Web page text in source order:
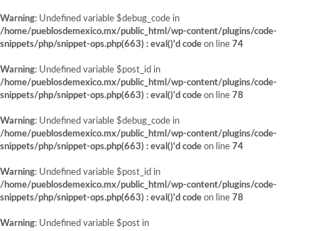
Warning: Undefined variable $debug_code in
/home/pueblosdemexico.mx/public_html/wp-content/plugins/code-
snippets/php/snippet-ops.php(663) : eval()'d code on line 74
Warning: Undefined variable $post_id in
/home/pueblosdemexico.mx/public_html/wp-content/plugins/code-
snippets/php/snippet-ops.php(663) : eval()'d code on line 78
Warning: Undefined variable $debug_code in
/home/pueblosdemexico.mx/public_html/wp-content/plugins/code-
snippets/php/snippet-ops.php(663) : eval()'d code on line 74
Warning: Undefined variable $post_id in
/home/pueblosdemexico.mx/public_html/wp-content/plugins/code-
snippets/php/snippet-ops.php(663) : eval()'d code on line 78
Warning: Undefined variable $post in